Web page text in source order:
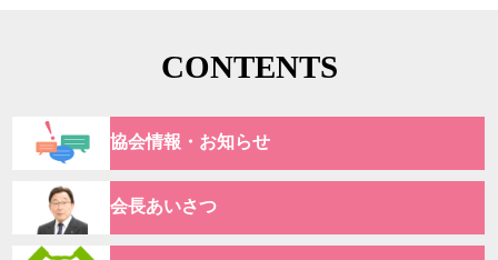
CONTENTS
協会情報・お知らせ
会長あいさつ